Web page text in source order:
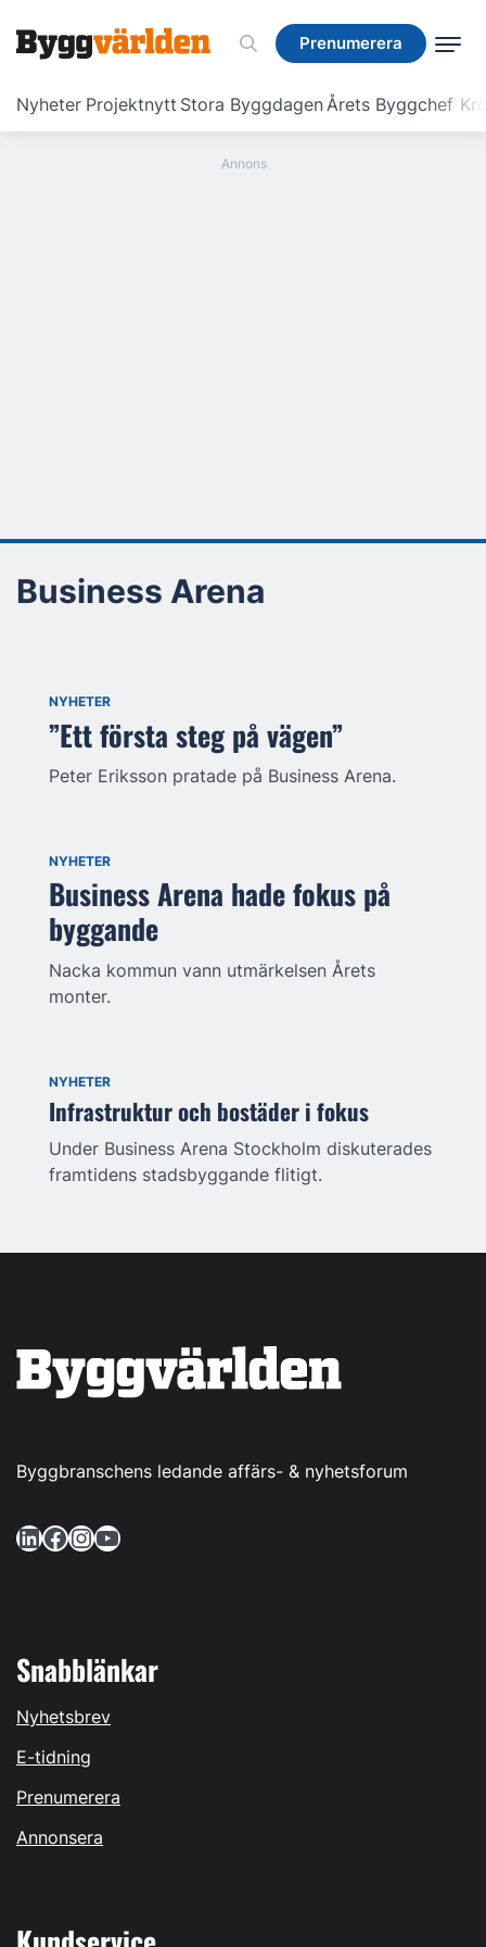
Prenumerera
Nyheter Projektnytt Stora ByggdagenÅrets Byggchef
Prenumerera
Business Arena
NYHETER
”Ett första steg på vägen”
Peter Eriksson pratade på Business Arena.
NYHETER
Business Arena hade fokus på
byggande
Nacka kommun vann utmärkelsen Årets
monter.
NYHETER
Infrastruktur och bostäder i fokus
Under Business Arena Stockholm diskuterades
framtidens stadsbyggande flitigt.
Byggbranschens ledande affärs- & nyhetsforum
LinkedIn Facebook InstagramYouTube
Snabblänkar
Nyhetsbrev
E-tidning
Prenumerera
Annonsera